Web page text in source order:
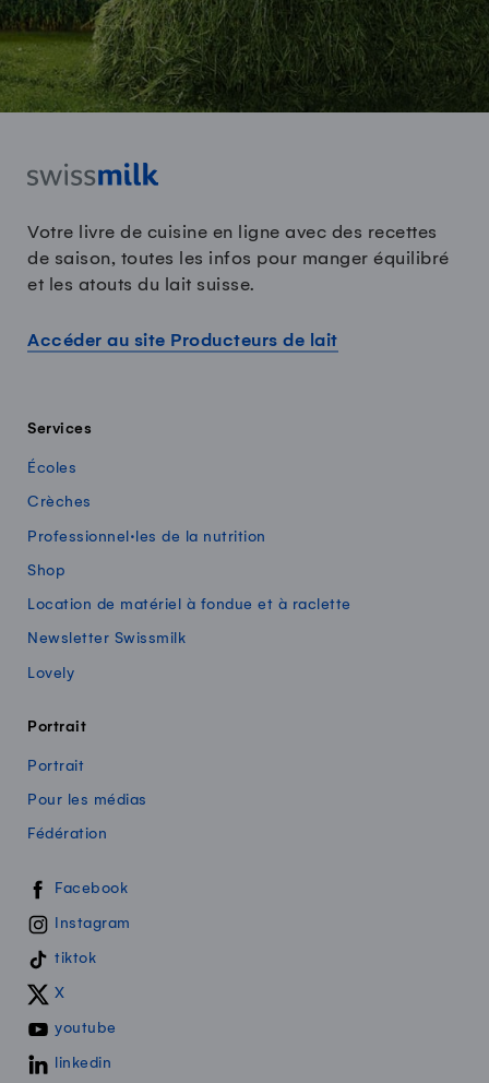
Votre livre de cuisine en ligne avec des recettes
de saison, toutes les infos pour manger équilibré
et les atouts du lait suisse.
Accéder au site Producteurs de lait
Services
Écoles
Crèches
Professionnel·les de la nutrition
Shop
Location de matériel à fondue et à raclette
Newsletter Swissmilk
Lovely
Portrait
Portrait
Pour les médias
Fédération
Swissmilk sur les réseaux sociaux
Facebook
Instagram
tiktok
X
youtube
linkedin